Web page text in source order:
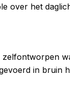
over het
in bruin